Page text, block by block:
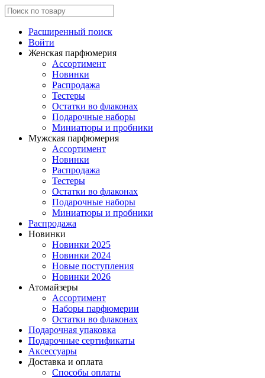
Расширенный поиск
Войти
Женская парфюмерия
Ассортимент
Новинки
Распродажа
Тестеры
Остатки во флаконах
Подарочные наборы
Миниатюры и пробники
Мужская парфюмерия
Ассортимент
Новинки
Распродажа
Тестеры
Остатки во флаконах
Подарочные наборы
Миниатюры и пробники
Распродажа
Новинки
Новинки 2025
Новинки 2024
Новые поступления
Новинки 2026
Атомайзеры
Ассортимент
Наборы парфюмерии
Остатки во флаконах
Подарочная упаковка
Подарочные сертификаты
Аксессуары
Доставка и оплата
Способы оплаты